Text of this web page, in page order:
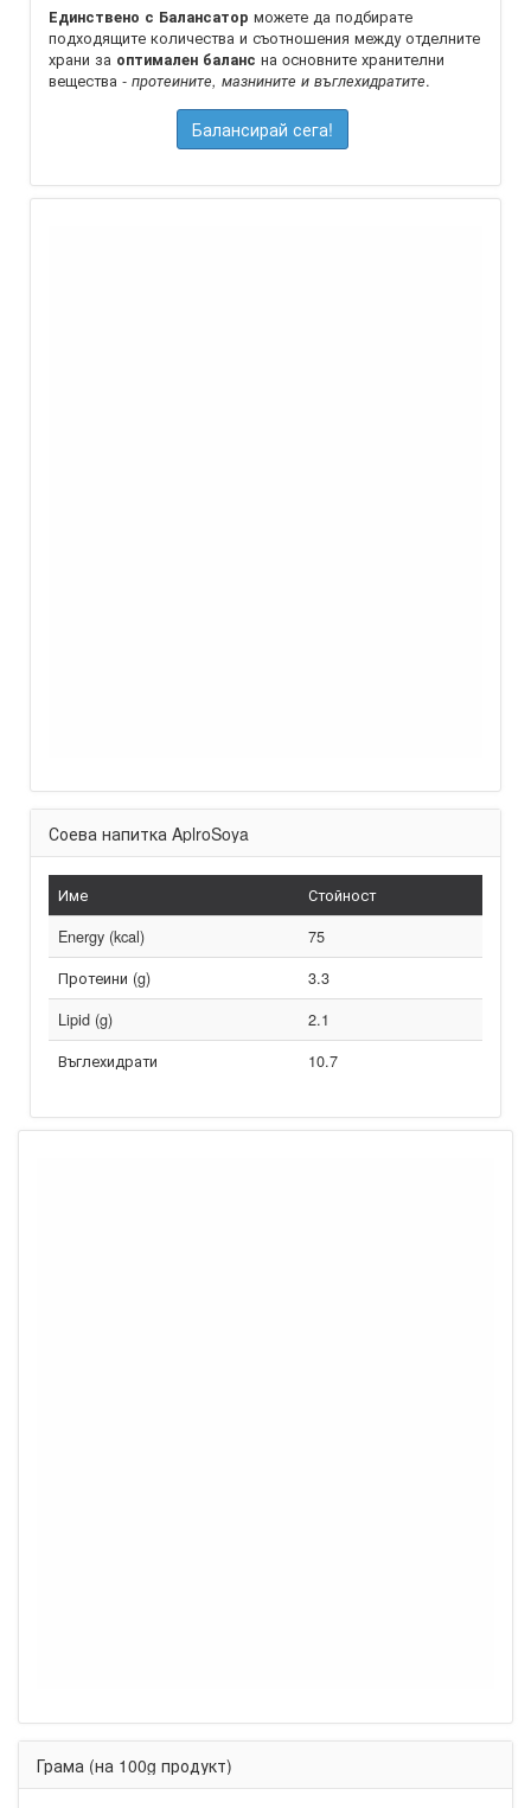
Единствено с Балансатор можете да подбирате
подходящите количества и съотношения между отделните
храни за оптимален баланс на oсновните хранителни
вещества - протеините, мазнините и въглехидратите.
Балансирай сега!
Соева напитка AplroSoya
Име
Стойност
Energy (kcal)
75
Протеини (g)
3.3
Lipid (g)
2.1
Въглехидрати
10.7
Грама (на 100g продукт)